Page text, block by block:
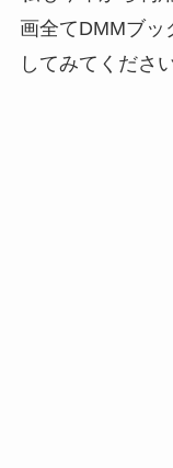
画全てDMMブッ
してみてください